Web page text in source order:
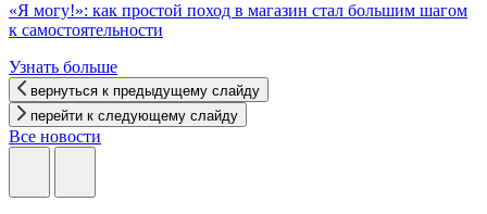
«Я могу!»: как простой поход в магазин стал большим шагом
к самостоятельности
Узнать больше
вернуться к предыдущему слайду
перейти к следующему слайду
Все новости